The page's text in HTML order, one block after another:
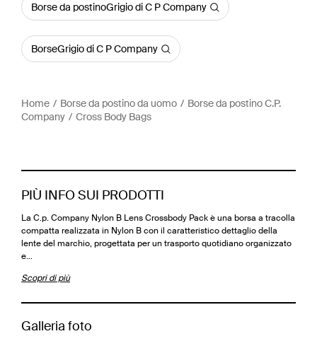
Borse da postinoGrigio di C P Company
BorseGrigio di C P Company
Home Borse da postino da uomo
Borse da postino C.P.
Company
Cross Body Bags
PIÙ INFO SUI PRODOTTI
La C.p. Company Nylon B Lens Crossbody Pack è una borsa a tracolla
compatta realizzata in Nylon B con il caratteristico dettaglio della
lente del marchio, progettata per un trasporto quotidiano organizzato
e…
Scopri di più
Galleria foto